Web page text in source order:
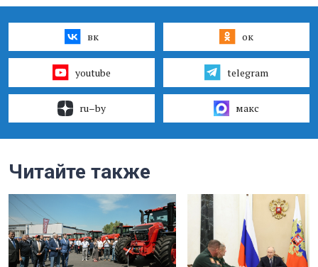
вк ок
youtube telegram
ru–by макс
Читайте также